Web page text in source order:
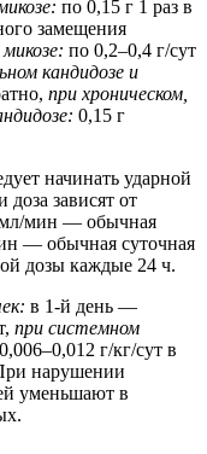
по 0,15 г 1 раз в
замещения
по 0,2–0,4 г/сут
кандидозе и
при хроническом,
0,15 г
начинать ударной
доза зависят от
мл/мин — обычная
— обычная суточная
дозы каждые 24 ч.
в 1-й день —
при системном
г/кг/сут в
нарушении
уменьшают в